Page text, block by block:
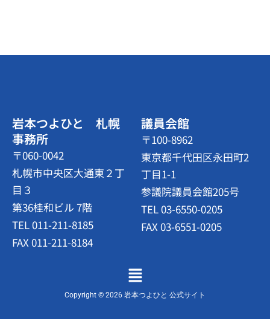
岩本つよひと 札幌
事務所
〒060-0042
札幌市中央区大通東２丁
目３
第36桂和ビル 7階
TEL 011-211-8185
FAX 011-211-8184
議員会館
〒100-8962
東京都千代田区永田町2
丁目1-1
参議院議員会館205号
TEL 03-6550-0205
FAX 03-6551-0205
メ
ニ
ュ
Copyright © 2026 岩本つよひと 公式サイト